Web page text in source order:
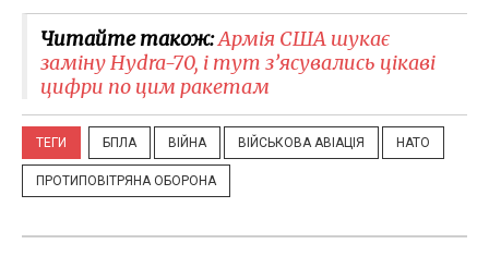
Читайте також:Армія США шукає
заміну Hydra-70, і тут з’ясувались цікаві
цифри по цим ракетам
ТЕГИ БПЛА ВІЙНА ВІЙСЬКОВА АВІАЦІЯ НАТО
ПРОТИПОВІТРЯНА ОБОРОНА